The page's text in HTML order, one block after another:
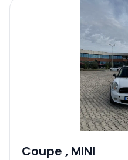
Coupe , MINI